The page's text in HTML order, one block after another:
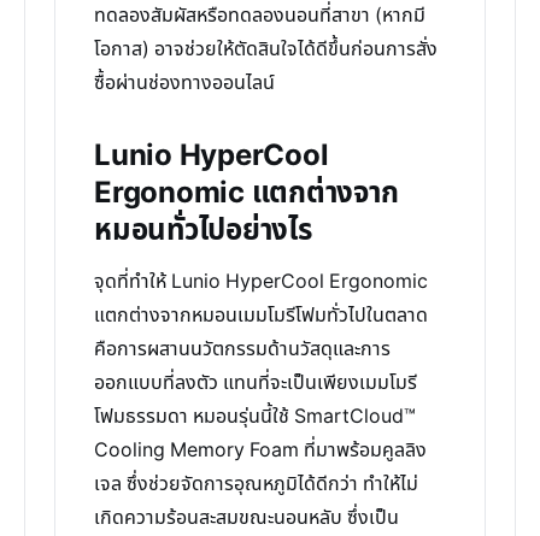
ทดลองสัมผัสหรือทดลองนอนที่สาขา (หากมี
โอกาส) อาจช่วยให้ตัดสินใจได้ดีขึ้นก่อนการสั่ง
ซื้อผ่านช่องทางออนไลน์
Lunio HyperCool
Ergonomic แตกต่างจาก
หมอนทั่วไปอย่างไร
จุดที่ทำให้ Lunio HyperCool Ergonomic
แตกต่างจากหมอนเมมโมรีโฟมทั่วไปในตลาด
คือการผสานนวัตกรรมด้านวัสดุและการ
ออกแบบที่ลงตัว แทนที่จะเป็นเพียงเมมโมรี
โฟมธรรมดา หมอนรุ่นนี้ใช้ SmartCloud™
Cooling Memory Foam ที่มาพร้อมคูลลิง
เจล ซึ่งช่วยจัดการอุณหภูมิได้ดีกว่า ทำให้ไม่
เกิดความร้อนสะสมขณะนอนหลับ ซึ่งเป็น